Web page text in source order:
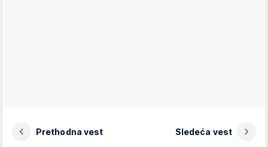
Prethodna vest Sledeća vest